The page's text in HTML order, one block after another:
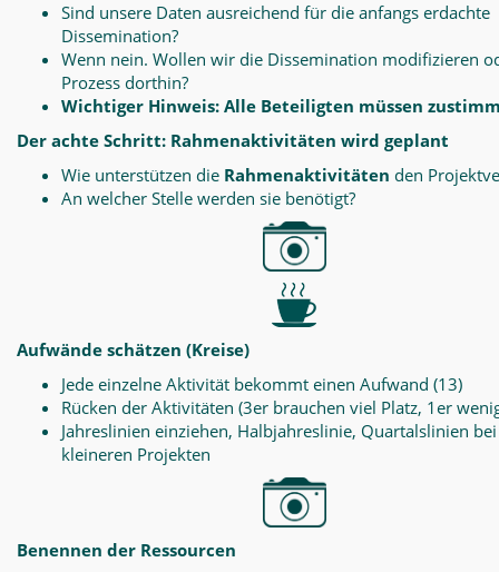
Sind unsere Daten ausreichend für die anfangs erdachte
Dissemination?
Wenn nein. Wollen wir die Dissemination modifizieren
Prozess dorthin?
Wichtiger Hinweis: Alle Beteiligten müssen
Der achte Schritt: Rahmenaktivitäten wird geplant
Wie unterstützen die Rahmenaktivitäten den
An welcher Stelle werden sie benötigt?
Aufwände schätzen (Kreise)
Jede einzelne Aktivität bekommt einen Aufwand (13)
Rücken der Aktivitäten (3er brauchen viel Platz, 1er
Jahreslinien einziehen, Halbjahreslinie, Quartalslinien bei
kleineren Projekten
Benennen der Ressourcen